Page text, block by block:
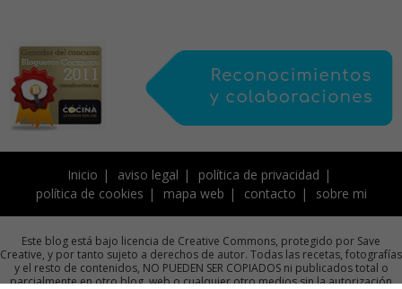
Inicio aviso legal
política de privacidad
política de cookies
mapa web contacto sobre mi
Este blog está bajo licencia de Creative Commons, protegido por Save
Creative, y por tanto sujeto a derechos de autor. Todas las recetas, fotografías
y el resto de contenidos, NO PUEDEN SER COPIADOS ni publicados total o
parcialmente en otro blog, web o cualquier otro medios sin la autorización